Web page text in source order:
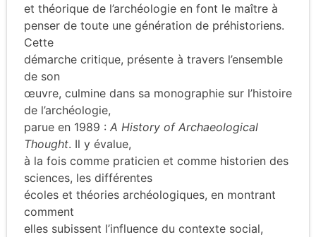
et théorique de l’archéologie en font le maître à
penser de toute une génération de préhistoriens.
Cette
démarche critique, présente à travers l’ensemble
de son
œuvre, culmine dans sa monographie sur l’histoire
de l’archéologie,
parue en 1989 : A History of Archaeological
Thought. Il y évalue,
à la fois comme praticien et comme historien des
sciences, les différentes
écoles et théories archéologiques, en montrant
comment
elles subissent l’influence du contexte social,